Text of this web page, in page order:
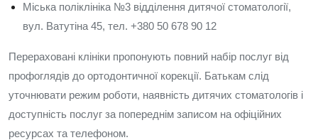
Міська поліклініка №3 відділення дитячої стоматології,
вул. Ватутіна 45, тел. +380 50 678 90 12
Перераховані клініки пропонують повний набір послуг від
профоглядів до ортодонтичної корекції. Батькам слід
уточнювати режим роботи, наявність дитячих стоматологів і
доступність послуг за попереднім записом на офіційних
ресурсах та телефоном.